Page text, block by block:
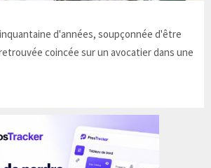
d'années, soupçonnée d'être
coincée sur un avocatier dans une